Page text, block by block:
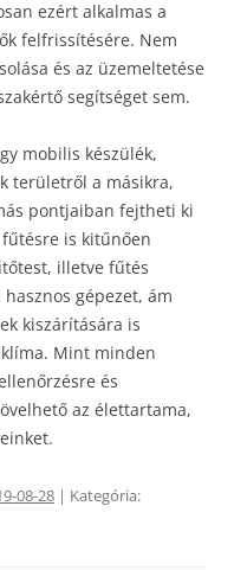
ezért alkalmas a
felfrissítésére. Nem
és az üzemeltetése
segítséget sem.
mobilis készülék,
területről a másikra,
pontjaiban fejtheti ki
is kitűnően
illetve fűtés
gépezet, ám
kiszárítására is
Mint minden
és
az élettartama,
08-28 | Kategória: